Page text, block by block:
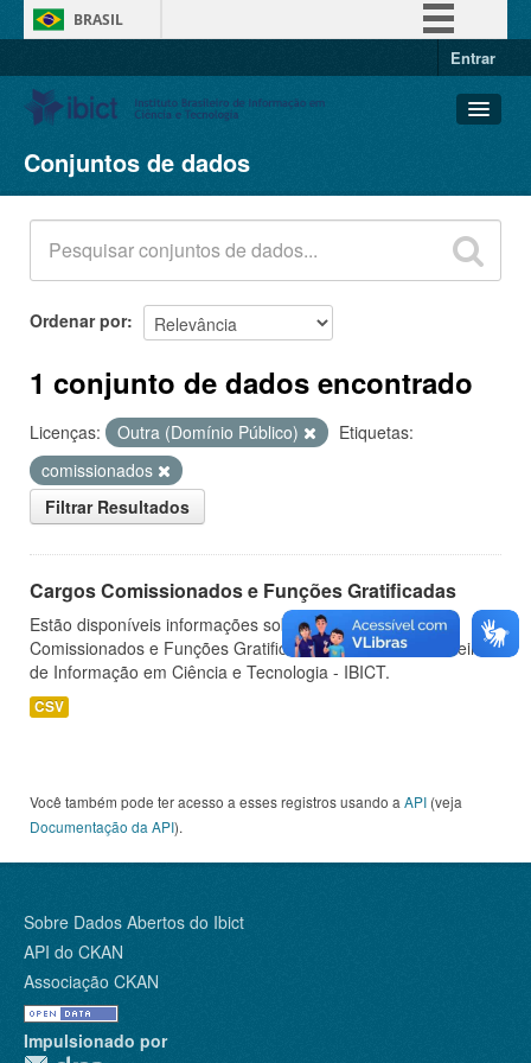
BRASIL
Entrar
Conjuntos de dados
Organizações
Grupos
Sobre
Conjuntos de dados
Ordenar por
1 conjunto de dados encontrado
Licenças: Outra (Domínio Público)
Etiquetas:
comissionados
Filtrar Resultados
Cargos Comissionados e Funções Gratificadas
Estão disponíveis informações sobre os Cargos
Comissionados e Funções Gratificadas do Instituto Brasileiro
de Informação em Ciência e Tecnologia - IBICT.
CSV
Você também pode ter acesso a esses registros usando a API (veja
Documentação da API).
Sobre Dados Abertos do Ibict
API do CKAN
Associação CKAN
Impulsionado por